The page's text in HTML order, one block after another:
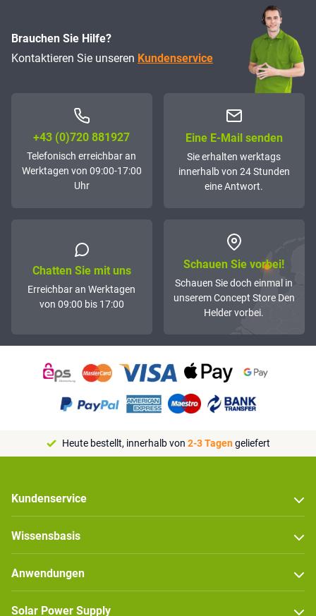
Brauchen Sie Hilfe?
Kontaktieren Sie unseren Kundenservice
+43 (0)72­0 881927
Telefonisch erreichbar an
Werktagen von 09:00-17:00
Uhr
Eine E-Mail senden
Sie erhalten werktags
innerhalb von 24 Stunden
eine Antwort.
Chatten Sie mit uns
Erreichbar an Werktagen
von 09:00 bis 17:00
Schauen Sie vorbei!
Schauen Sie doch einmal in
unserem Concept Store Den
Helder vorbei.
Heute bestellt, innerhalb von 2-3 Tagengeliefert
Kundenservice
Wissensbasis
Anwendungen
Solar Power Supply